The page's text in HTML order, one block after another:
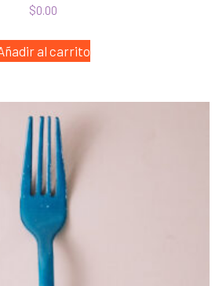
$0.00
al carrito